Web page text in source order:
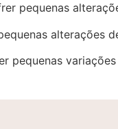
pequenas
alterações
pequenas